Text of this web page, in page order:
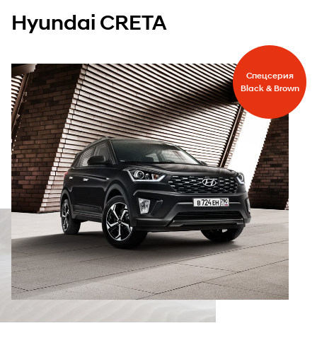
Спецсерия
Black & Brown
Hyundai CRETA